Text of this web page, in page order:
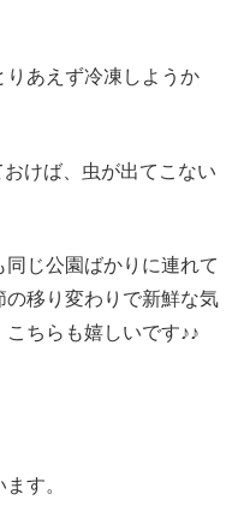
りあえず冷凍しようか
けば、虫が出てこない
じ公園ばかりに連れて
移り変わりで新鮮な気
ちらも嬉しいです♪♪
す。